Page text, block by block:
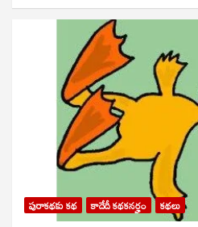
పురాకథకు కథ కాదేదీ కథకనర్హం కథలు